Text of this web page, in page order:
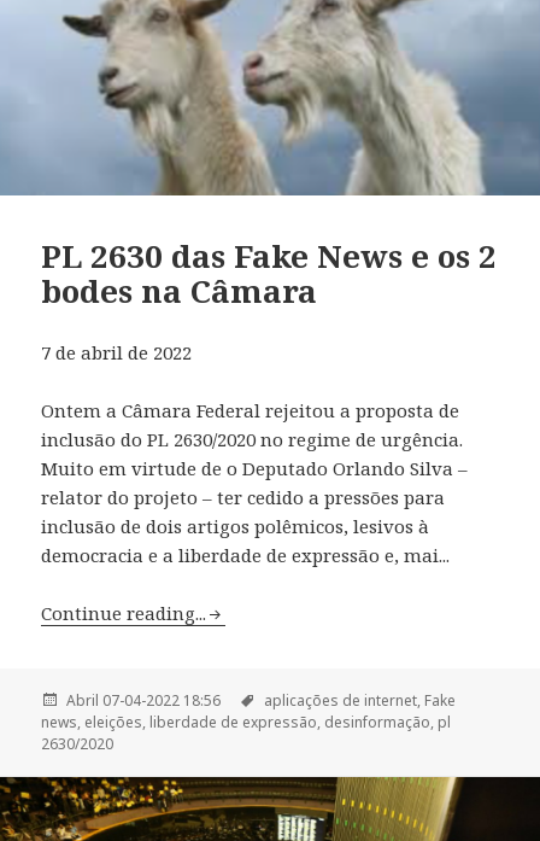
PL 2630 das Fake News e os 2
bodes na Câmara
7 de abril de 2022
Ontem a Câmara Federal rejeitou a proposta de
inclusão do PL 2630/2020 no regime de urgência.
Muito em virtude de o Deputado Orlando Silva –
relator do projeto – ter cedido a pressões para
inclusão de dois artigos polêmicos, lesivos à
democracia e a liberdade de expressão e, mai...
Continue reading...
Abril 07-04-2022 18:56 aplicações de internet, Fake
news, eleições, liberdade de expressão, desinformação, pl
2630/2020